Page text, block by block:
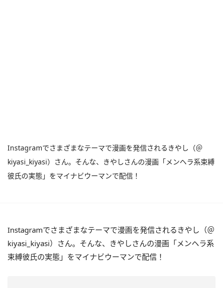
Instagramでさまざまなテーマで漫画を発信されるきやし（＠
kiyasi_kiyasi）さん。そんな、きやしさんの漫画「メンヘラ系束縛
彼氏の実態」をマイナビウーマンで配信！
Instagramでさまざまなテーマで漫画を発信されるきやし（＠
kiyasi_kiyasi）さん。そんな、きやしさんの漫画「メンヘラ系
束縛彼氏の実態」をマイナビウーマンで配信！